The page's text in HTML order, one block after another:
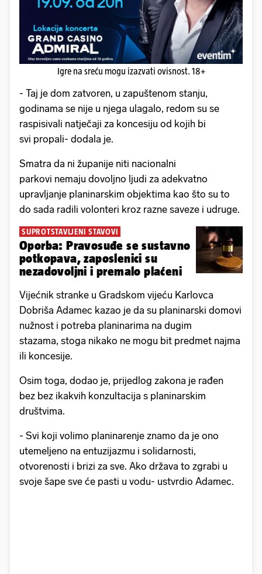
Igre na sreću mogu izazvati ovisnost. 18+
- Taj je dom zatvoren, u zapuštenom stanju,
godinama se nije u njega ulagalo, redom su se
raspisivali natječaji za koncesiju od kojih bi
svi propali- dodala je.
Smatra da ni županije niti nacionalni
parkovi nemaju dovoljno ljudi za adekvatno
upravljanje planinarskim objektima kao što su to
do sada radili volonteri kroz razne saveze i udruge.
SUPROTSTAVLJENI STAVOVI
Oporba: Pravosuđe se sustavno
potkopava, zaposlenici su
nezadovoljni i premalo plaćeni
Vijećnik stranke u Gradskom vijeću Karlovca
Dobriša Adamec kazao je da su planinarski domovi
nužnost i potreba planinarima na dugim
stazama, stoga nikako ne mogu bit predmet najma
ili koncesije.
Osim toga, dodao je, prijedlog zakona je rađen
bez bez ikakvih konzultacija s planinarskim
društvima.
- Svi koji volimo planinarenje znamo da je ono
utemeljeno na entuzijazmu i solidarnosti,
otvorenosti i brizi za sve. Ako država to zgrabi u
svoje šape sve će pasti u vodu- ustvrdio Adamec.